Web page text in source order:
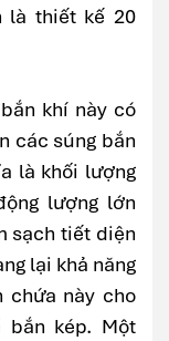
là thiết kế 20
khí này có
các súng bắn
là khối lượng
lượng lớn
sạch tiết diện
lại khả năng
chứa này cho
kép. Một